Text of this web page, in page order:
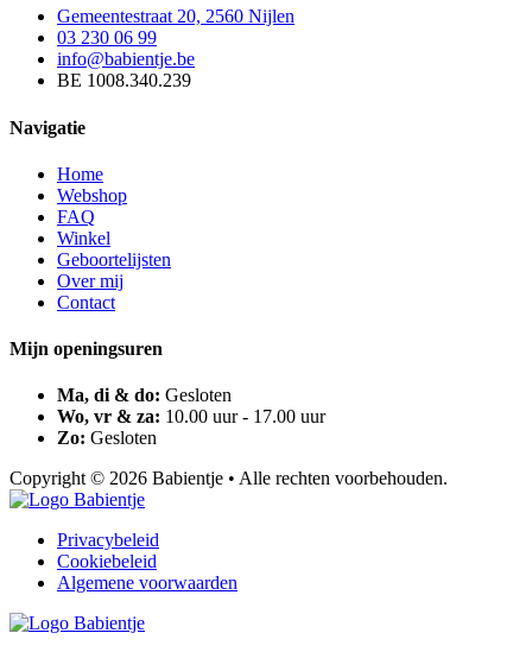
Gemeentestraat 20, 2560 Nijlen
03 230 06 99
info@babientje.be
BE 1008.340.239
Navigatie
Home
Webshop
FAQ
Winkel
Geboortelijsten
Over mij
Contact
Mijn openingsuren
Ma, di & do: Gesloten
Wo, vr & za: 10.00 uur - 17.00 uur
Zo: Gesloten
Copyright © 2026 Babientje • Alle rechten voorbehouden.
Privacybeleid
Cookiebeleid
Algemene voorwaarden